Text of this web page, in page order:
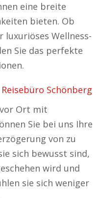
eine breite
bieten. Ob
Wellness-
Sie das perfekte
Reisebüro Schönberg
Ort mit
Sie bei uns Ihre
von zu
sich bewusst sind,
wird und
sie sich weniger